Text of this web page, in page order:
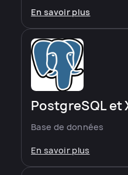
En savoir plus
PostgreSQL et
Base de données
En savoir plus